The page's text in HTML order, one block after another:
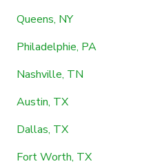
Queens, NY
Philadelphie, PA
Nashville, TN
Austin, TX
Dallas, TX
Fort Worth, TX